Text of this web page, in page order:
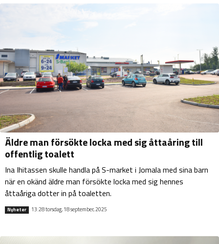
Äldre man försökte locka med sig åttaåring till
offentlig toalett
Ina Ihitassen skulle handla på S-market i Jomala med sina barn
när en okänd äldre man försökte locka med sig hennes
åttaåriga dotter in på toaletten.
Nyheter 13:28 torsdag, 18 september, 2025